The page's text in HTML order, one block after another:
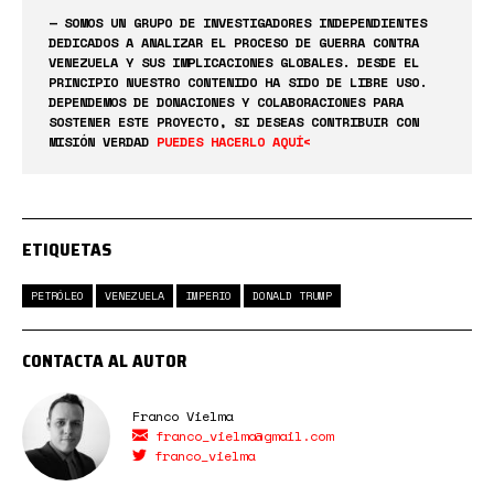
— SOMOS UN GRUPO DE INVESTIGADORES INDEPENDIENTES
DEDICADOS A ANALIZAR EL PROCESO DE GUERRA CONTRA
VENEZUELA Y SUS IMPLICACIONES GLOBALES. DESDE EL
PRINCIPIO NUESTRO CONTENIDO HA SIDO DE LIBRE USO.
DEPENDEMOS DE DONACIONES Y COLABORACIONES PARA
SOSTENER ESTE PROYECTO, SI DESEAS CONTRIBUIR CON
MISIÓN VERDAD PUEDES HACERLO AQUÍ<
ETIQUETAS
PETRÓLEO VENEZUELA IMPERIO DONALD TRUMP
CONTACTA AL AUTOR
Franco Vielma
franco_vielma@gmail.com
franco_vielma